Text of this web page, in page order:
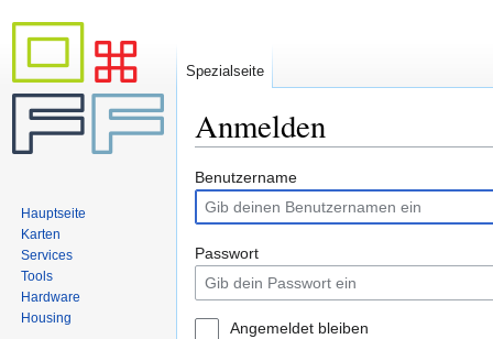
Anmelden
Zur
Navigation
springen
Zur
Suche
springen
Benutzername
Passwort
Angemeldet bleiben
Spezialseite
Hauptseite
Karten
Services
Tools
Hardware
Housing